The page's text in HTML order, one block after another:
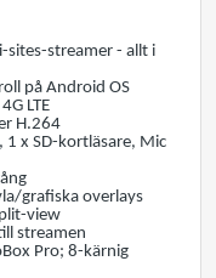
sites-streamer - allt i
på Android OS
LTE
H.264
1 x SD-kortläsare, Mic
grafiska overlays
view
streamen
Pro; 8-kärnig